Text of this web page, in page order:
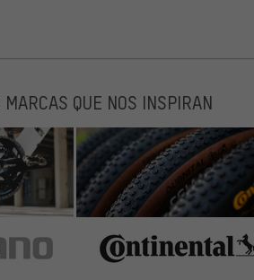
QUE NOS INSPIRAN